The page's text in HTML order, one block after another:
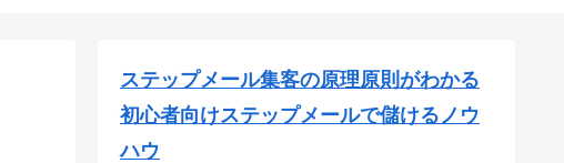
ステップメール集客の原理原則がわかる
初心者向けステップメールで儲けるノウ
ハウ